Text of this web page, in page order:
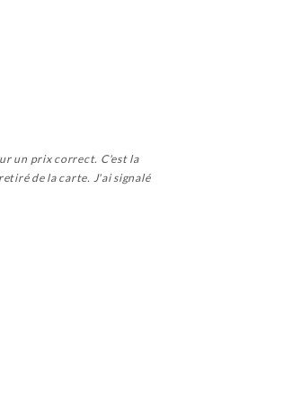
un prix correct. C'est la
de la carte. J'ai signalé